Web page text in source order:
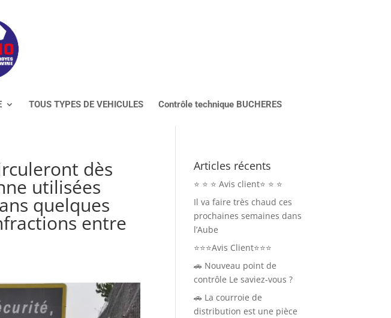
TOUS TYPES DE VEHICULES Contrôle technique BUCHERES
dès
utilisées
quelques
entre
Articles récents
⭐ ⭐ ⭐ Avis client⭐ ⭐ ⭐
Il va faire très chaud ces
prochaines semaines dans
l’Aube
⭐⭐⭐Avis Client⭐⭐⭐
🚗 Nouveau point de
contrôle Le saviez-vous ?
🚗 La courroie de
distribution est une pièce